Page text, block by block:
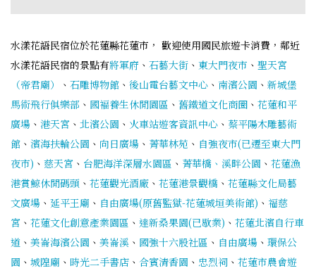
水漾花語民宿位於花蓮縣花蓮市， 歡迎使用國民旅遊卡消費，鄰近
水漾花語民宿的景點有將軍府 、 石藝大街 、 東大門夜市 、 聖天宮
（帝君廟）
、 石雕博物館 、 後山電台藝文中心 、 南濱公園 、 新城堡
馬術飛行俱樂部 、 國褔養生休閒園區 、 舊鐵道文化商圈 、 花蓮和平
廣場 、 港天宮 、 北濱公園 、 火車站遊客資訊中心 、 蔡平陽木雕藝術
館 、 濱海扶輪公園 、 向日廣場 、 菁華林苑 、 自強夜市(已遷至東大門
夜市) 、 慈天宮 、 台肥海洋深層水園區 、 菁華橋、溪畔公園 、 花蓮漁
港賞鯨休閒碼頭 、 花蓮觀光酒廠 、 花蓮港景觀橋 、 花蓮縣文化局藝
文廣場 、 延平王廟 、 自由廣場(原舊監獄-花蓮城垣美術館) 、 福慈
宮 、 花蓮文化創意產業園區 、 達新桑果園(已歇業) 、 花蓮北濱自行車
道 、 美崙海濱公園 、 美崙溪 、 國強十六股社區 、 自由廣場 、 環保公
園 、 城隍廟 、 時光二手書店 、 合賓清香園 、 忠烈祠 、 花蓮市農會遊